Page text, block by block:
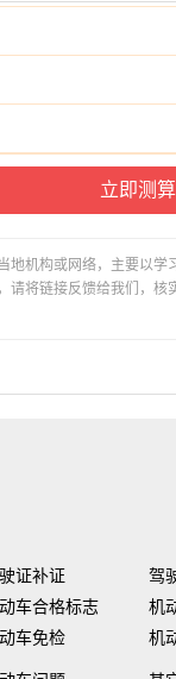
地机构或网络，主要以
请将链接反馈给我们，核
证补证
驾
车合格标志
机
车免检 机